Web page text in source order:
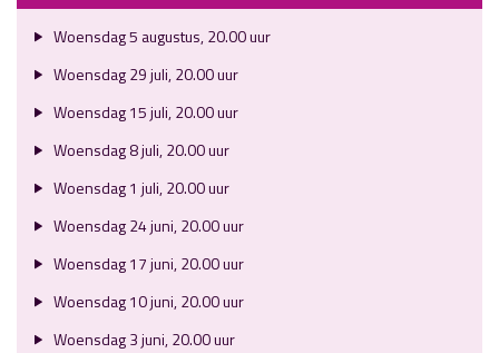
Woensdag 5 augustus, 20.00 uur
Woensdag 29 juli, 20.00 uur
Woensdag 15 juli, 20.00 uur
Woensdag 8 juli, 20.00 uur
Woensdag 1 juli, 20.00 uur
Woensdag 24 juni, 20.00 uur
Woensdag 17 juni, 20.00 uur
Woensdag 10 juni, 20.00 uur
Woensdag 3 juni, 20.00 uur